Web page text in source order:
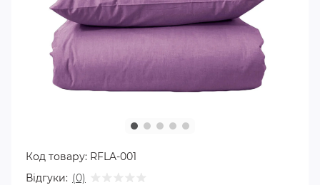
Код товару: RFLA-001
Відгуки: (0)